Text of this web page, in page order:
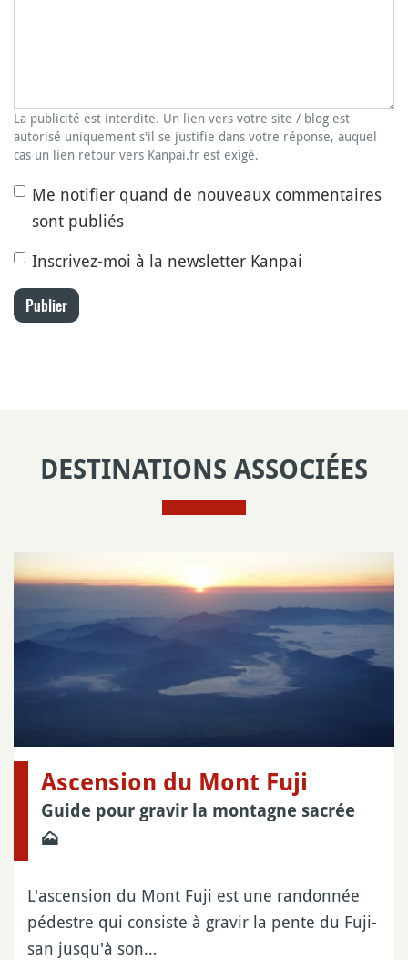
La publicité est interdite. Un lien vers votre site / blog est
autorisé uniquement s'il se justifie dans votre réponse, auquel
cas un lien retour vers Kanpai.fr est exigé.
Me notifier quand de nouveaux commentaires
sont publiés
Inscrivez-moi à la newsletter Kanpai
Publier
DESTINATIONS ASSOCIÉES
Ascension du Mont Fuji
Guide pour gravir la montagne sacrée
🗻
L'ascension du Mont Fuji est une randonnée
pédestre qui consiste à gravir la pente du Fuji-
san jusqu'à son…